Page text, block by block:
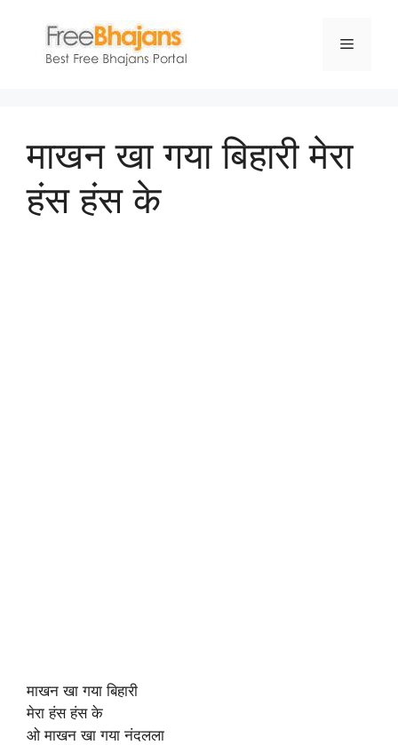
content
Menu
माखन खा गया बिहारी मेरा
हंस हंस के
माखन खा गया बिहारी
मेरा हंस हंस के
ओ माखन खा गया नंदलला